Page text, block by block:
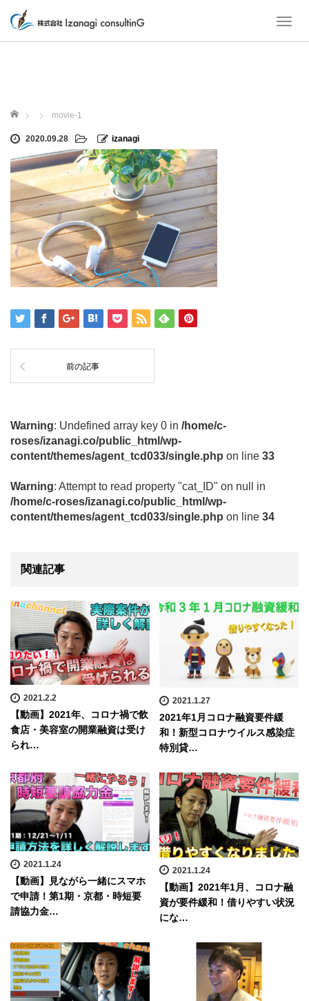
T
ホーム movie-1
2020.09.28 izanagi
前の記事
Warning: Undefined array key 0 in /home/c-
roses/izanagi.co/public_html/wp-
content/themes/agent_tcd033/single.php on line 33
Warning: Attempt to read property "cat_ID" on null in
/home/c-roses/izanagi.co/public_html/wp-
content/themes/agent_tcd033/single.php on line 34
関連記事
2021.2.2
【動画】2021年、コロナ禍で飲
食店・美容室の開業融資は受け
られ…
2021.1.27
2021年1月コロナ融資要件緩
和！新型コロナウイルス感染症
特別貸…
2021.1.24
【動画】見ながら一緒にスマホ
で申請！第1期・京都・時短要
請協力金…
2021.1.24
【動画】2021年1月、コロナ融
資が要件緩和！借りやすい状況
にな…